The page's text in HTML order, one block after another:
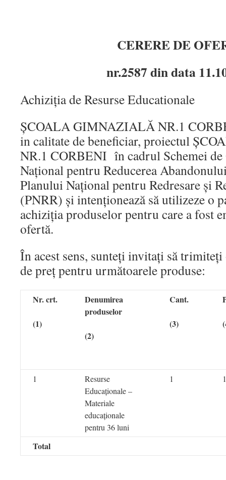
CERERE DE
nr.2587 din data
Achiziția de Resurse Educationale
ȘCOALA GIMNAZIALĂ NR.1
in calitate de beneficiar, proiectul
NR.1 CORBENI în cadrul Schemei
Național pentru Reducerea
Planului Național pentru Redresare și
(PNRR) şi intenționează să utilizeze o
achiziția produselor pentru care a fost
ofertă.
În acest sens, sunteți invitați să
de preţ pentru următoarele produse:
Nr. crt.
(1)
Denumirea
produselor
(2)
Cant.
(3)
1
Resurse
Educaționale –
Materiale
educaționale
pentru 36 luni
1
Total